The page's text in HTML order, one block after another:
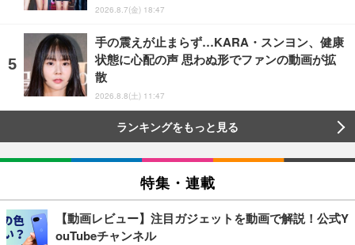
2026.8.7(金) 18:47
手の震えが止まらず…KARA・スンヨン、健康
状態に心配の声 思わぬ形でファンの動画が拡
散
2026.8.8(土) 11:47
ランキングをもっと見る
特集・連載
【動画レビュー】注目ガジェットを動画で解説！公式Y
ouTubeチャンネル